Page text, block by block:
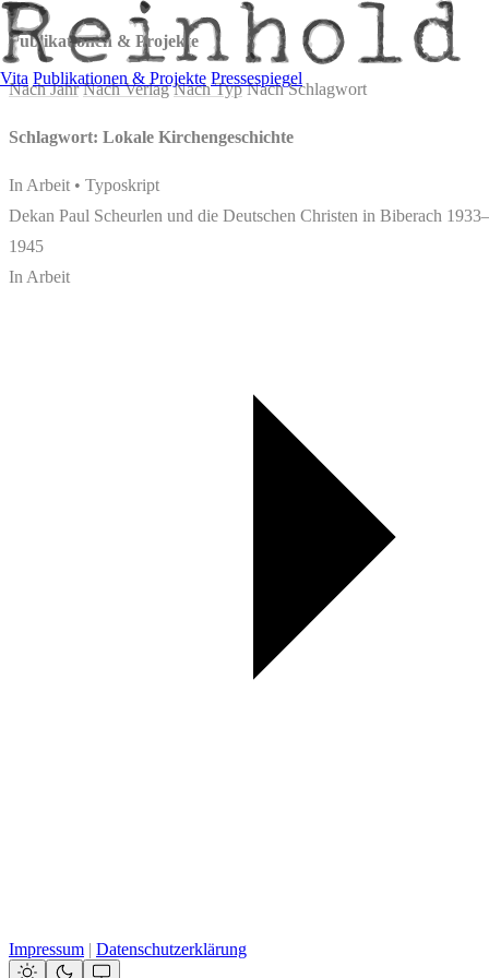
Vita Publikationen & Projekte Pressespiegel
Publikationen & Projekte
Nach Jahr Nach Verlag Nach Typ Nach Schlagwort
Schlagwort: Lokale Kirchengeschichte
In Arbeit • Typoskript
Dekan Paul Scheurlen und die Deutschen Christen in Biberach 1933–
1945
In Arbeit
Impressum | Datenschutzerklärung